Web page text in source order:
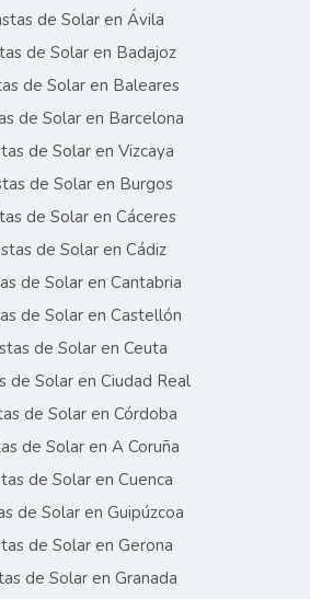
de Solar en Ávila
de Solar en Badajoz
de Solar en Baleares
de Solar en Barcelona
de Solar en Vizcaya
de Solar en Burgos
de Solar en Cáceres
de Solar en Cádiz
de Solar en Cantabria
de Solar en Castellón
de Solar en Ceuta
de Solar en Ciudad Real
de Solar en Córdoba
de Solar en A Coruña
de Solar en Cuenca
de Solar en Guipúzcoa
de Solar en Gerona
de Solar en Granada